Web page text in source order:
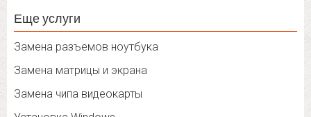
Еще услуги
Замена разъемов ноутбука
Замена матрицы и экрана
Замена чипа видеокарты